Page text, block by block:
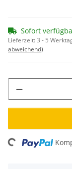
Sofort
Lieferzeit:3 - 5
abweichend)